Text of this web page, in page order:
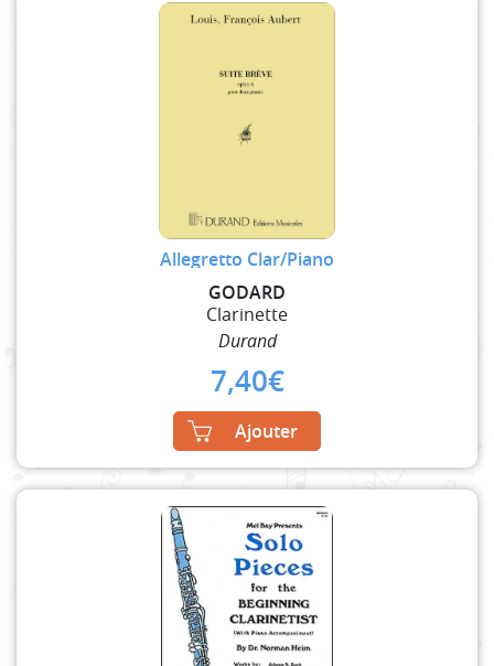
Allegretto Clar/Piano
GODARD
Clarinette
Durand
7,40€
Ajouter